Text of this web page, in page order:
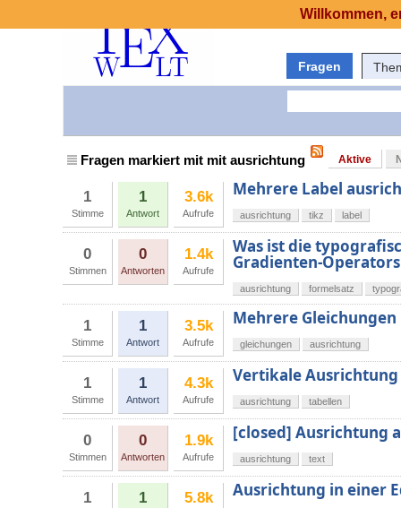
Fragen
Fragen markiert mit mit ausrichtung Aktive
1
Stimme
1
Antwort
3.6k
Aufrufe
Mehrere Label
ausrichtung tikz label
0
Stimmen
0
Antworten
1.4k
Aufrufe
Was ist die
Gradienten-
ausrichtung formelsatz
1
Stimme
1
Antwort
3.5k
Aufrufe
Mehrere
gleichungen ausrichtung
1
Stimme
1
Antwort
4.3k
Aufrufe
Vertikale Ausrichtung
ausrichtung tabellen
0
Stimmen
0
Antworten
1.9k
Aufrufe
[closed] Ausrichtung
ausrichtung text
1 1 5.8k Ausrichtung in einer
Willkommen,